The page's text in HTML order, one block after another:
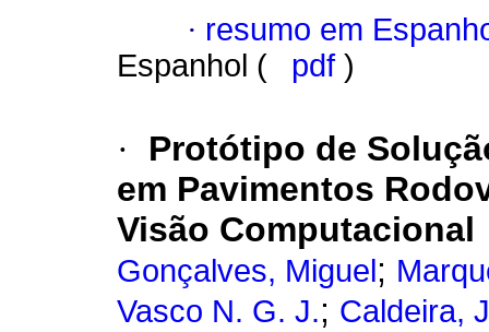
· resumo em
Espanhol (
pdf )
·
Protótipo de
em Pavimentos
Visão Computacional
Gonçalves, Miguel ;
Vasco N. G. J.; Caldeira,